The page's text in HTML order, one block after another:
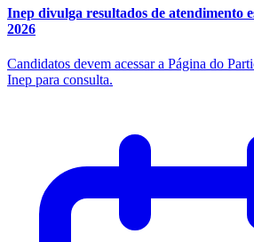
Inep divulga resultados de atendimento
2026
Candidatos devem acessar a Página do
Inep para consulta.